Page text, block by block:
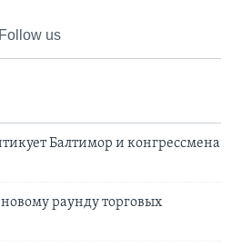
Follow us
Балтимор и конгрессмена
раунду торговых